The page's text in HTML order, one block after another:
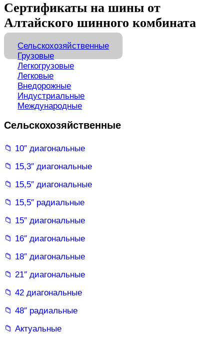
Сертификаты на шины от
Алтайского шинного комбината
Сельскохозяйственные
Грузовые
Легкогрузовые
Легковые
Внедорожные
Индустриальные
Международные
Сельскохозяйственные
📁 10″ диагональные
📁 15,3″ диагональные
📁 15,5″ диагональные
📁 15,5″ радиальные
📁 15″ диагональные
📁 16″ диагональные
📁 18″ диагональные
📁 21″ диагональные
📁 42 диагональные
📁 48″ радиальные
📁 Актуальные